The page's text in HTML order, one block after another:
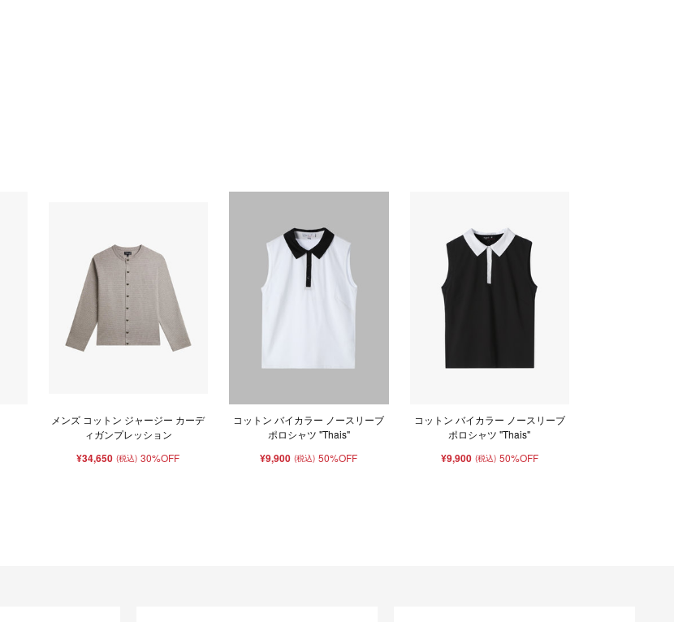
メンズ コットン ジャージー カーデ
ィガンプレッション
¥34,650 (税込) 30%OFF
コットン バイカラー ノースリーブ
ポロシャツ "Thais"
¥9,900 (税込) 50%OFF
コットン バイカラー ノースリーブ
ポロシャツ "Thais"
¥9,900 (税込) 50%OFF